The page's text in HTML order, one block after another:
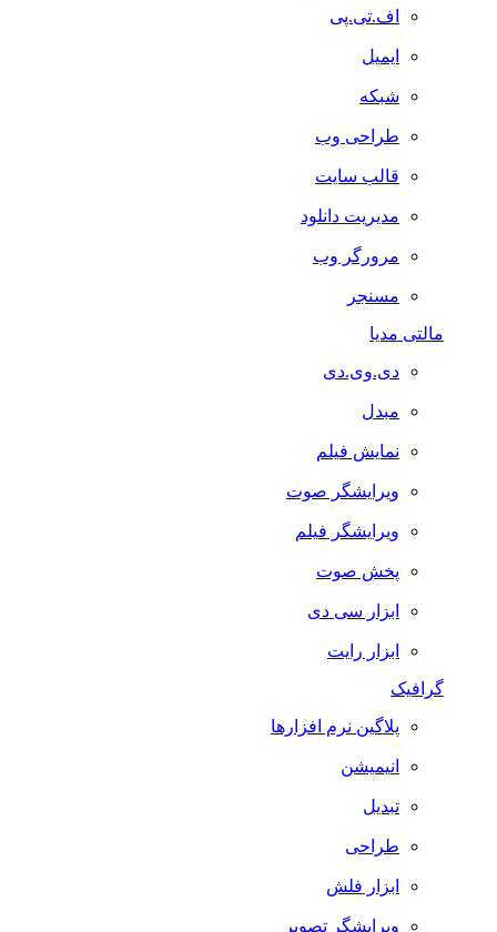
اف.تی.پی
ایمیل
شبکه
طراحی وب
قالب سایت
مدیریت دانلود
مرورگر وب
مسنجر
مالتی مدیا
دی.وی.دی
مبدل
نمایش فیلم
ویرایشگر صوت
ویرایشگر فیلم
پخش صوت
ابزار سی دی
ابزار رایت
گرافیک
پلاگین نرم افزارها
انیمیشن
تبدیل
طراحی
ابزار فلش
ویرایشگر تصویر